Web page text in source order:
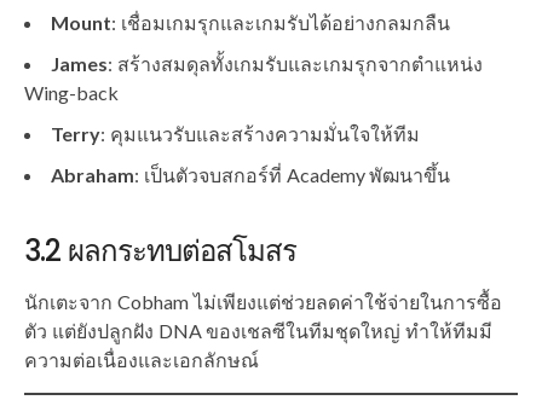
Mount: เชื่อมเกมรุกและเกมรับได้อย่างกลมกลืน
James: สร้างสมดุลทั้งเกมรับและเกมรุกจากตำแหน่ง
Wing-back
Terry: คุมแนวรับและสร้างความมั่นใจให้ทีม
Abraham: เป็นตัวจบสกอร์ที่ Academy พัฒนาขึ้น
3.2 ผลกระทบต่อสโมสร
นักเตะจาก Cobham ไม่เพียงแต่ช่วยลดค่าใช้จ่ายในการซื้อ
ตัว แต่ยังปลูกฝัง DNA ของเชลซีในทีมชุดใหญ่ ทำให้ทีมมี
ความต่อเนื่องและเอกลักษณ์